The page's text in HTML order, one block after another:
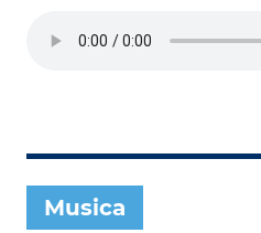
Radio Suby
Foto
Musica